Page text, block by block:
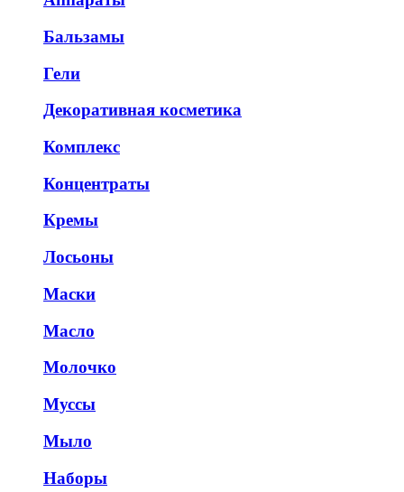
Бальзамы
Гели
Декоративная косметика
Комплекс
Концентраты
Кремы
Лосьоны
Маски
Масло
Молочко
Муссы
Мыло
Наборы